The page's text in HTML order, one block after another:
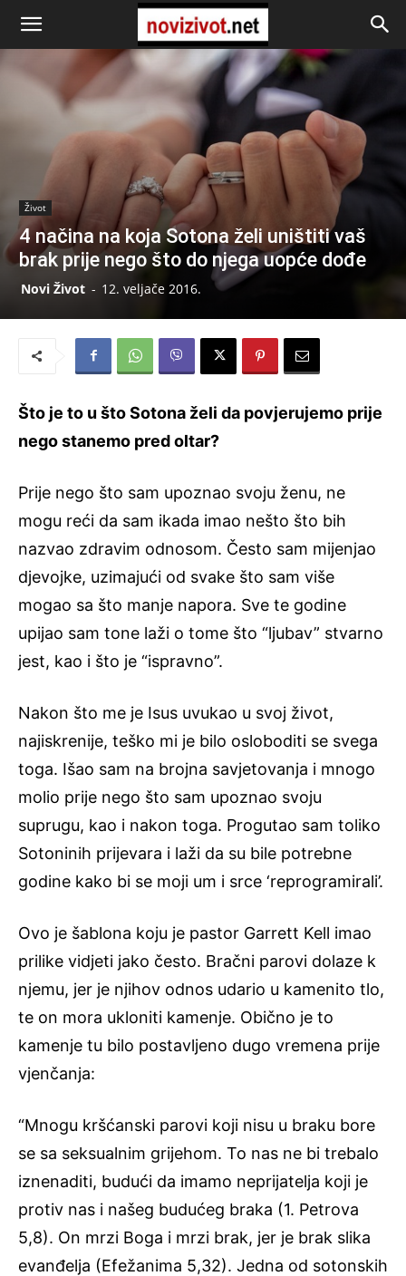
Život
4 načina na koja Sotona želi uništiti vaš
brak prije nego što do njega uopće dođe
Novi Život - 12. veljače 2016.
Što je to u što Sotona želi da povjerujemo prije
nego stanemo pred oltar?
Prije nego što sam upoznao svoju ženu, ne
mogu reći da sam ikada imao nešto što bih
nazvao zdravim odnosom. Često sam mijenjao
djevojke, uzimajući od svake što sam više
mogao sa što manje napora. Sve te godine
upijao sam tone laži o tome što “ljubav” stvarno
jest, kao i što je “ispravno”.
Nakon što me je Isus uvukao u svoj život,
najiskrenije, teško mi je bilo osloboditi se svega
toga. Išao sam na brojna savjetovanja i mnogo
molio prije nego što sam upoznao svoju
suprugu, kao i nakon toga. Progutao sam toliko
Sotoninih prijevara i laži da su bile potrebne
godine kako bi se moji um i srce ‘reprogramirali’.
Ovo je šablona koju je pastor Garrett Kell imao
prilike vidjeti jako često. Bračni parovi dolaze k
njemu, jer je njihov odnos udario u kamenito tlo,
te on mora ukloniti kamenje. Obično je to
kamenje tu bilo postavljeno dugo vremena prije
vjenčanja:
“Mnogu kršćanski parovi koji nisu u braku bore
se sa seksualnim grijehom. To nas ne bi trebalo
iznenaditi, budući da imamo neprijatelja koji je
protiv nas i našeg budućeg braka (1. Petrova
5,8). On mrzi Boga i mrzi brak, jer je brak slika
evanđelja (Efežanima 5,32). Jedna od sotonskih